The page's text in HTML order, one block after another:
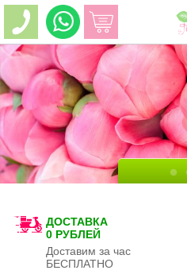
ДОСТАВКА
0 РУБЛЕЙ
Доставим за час
БЕСПЛАТНО